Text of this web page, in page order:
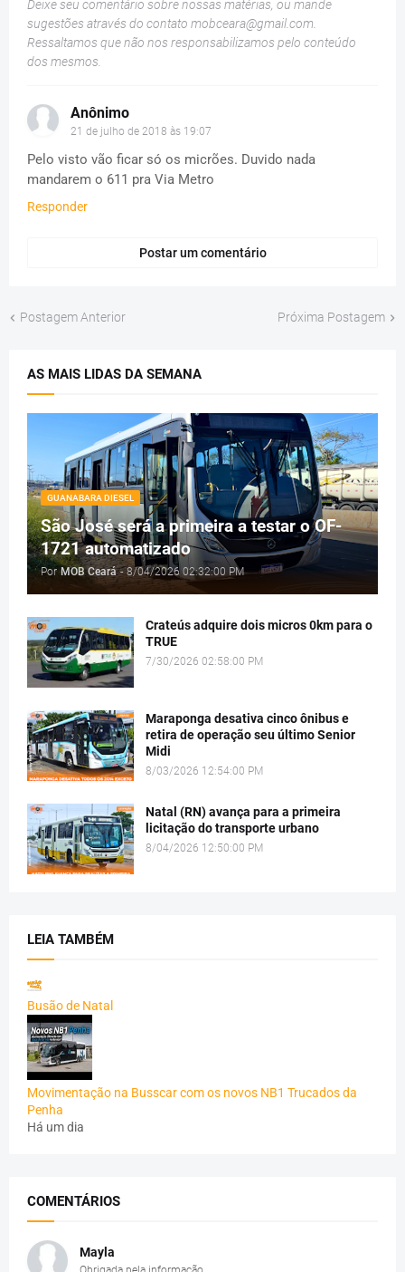
Deixe seu comentário sobre nossas matérias, ou mande
sugestões através do contato mobceara@gmail.com.
Ressaltamos que não nos responsabilizamos pelo conteúdo
dos mesmos.
Anônimo
21 de julho de 2018 às 19:07
Pelo visto vão ficar só os micrões. Duvido nada
mandarem o 611 pra Via Metro
Responder
Postar um comentário
Postagem Anterior Próxima Postagem
AS MAIS LIDAS DA SEMANA
GUANABARA DIESEL
São José será a primeira a testar o OF-
1721 automatizado
Por MOB Ceará - 8/04/2026 02:32:00 PM
Crateús adquire dois micros 0km para o
TRUE
7/30/2026 02:58:00 PM
Maraponga desativa cinco ônibus e
retira de operação seu último Senior
Midi
8/03/2026 12:54:00 PM
Natal (RN) avança para a primeira
licitação do transporte urbano
8/04/2026 12:50:00 PM
LEIA TAMBÉM
Busão de Natal
Movimentação na Busscar com os novos NB1 Trucados da
Penha
Há um dia
COMENTÁRIOS
Mayla